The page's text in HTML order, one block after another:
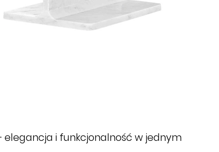
elegancja i funkcjonalność w jednym